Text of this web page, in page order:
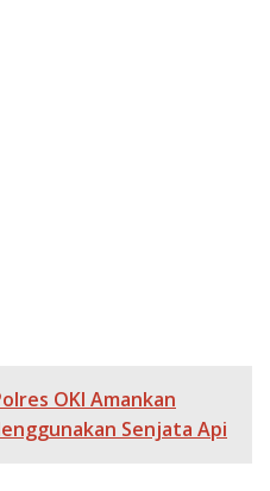
OKI Amankan
Senjata Api